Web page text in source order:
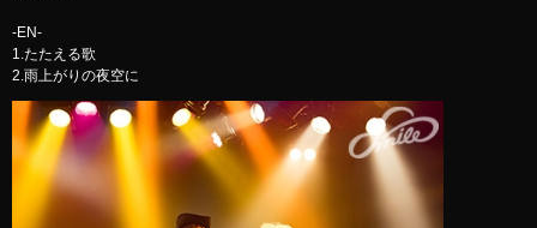
-EN-
1.たたえる歌
2.雨上がりの夜空に